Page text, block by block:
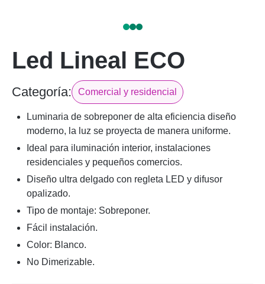
Led Lineal ECO
Categoría: Comercial y residencial
Luminaria de sobreponer de alta eficiencia diseño
moderno, la luz se proyecta de manera uniforme.
Ideal para iluminación interior, instalaciones
residenciales y pequeños comercios.
Diseño ultra delgado con regleta LED y difusor
opalizado.
Tipo de montaje: Sobreponer.
Fácil instalación.
Color: Blanco.
No Dimerizable.